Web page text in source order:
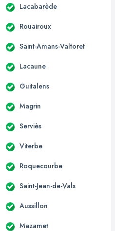
Lacabarède
Rouairoux
Saint-Amans-Valtoret
Lacaune
Guitalens
Magrin
Serviès
Viterbe
Roquecourbe
Saint-Jean-de-Vals
Aussillon
Mazamet